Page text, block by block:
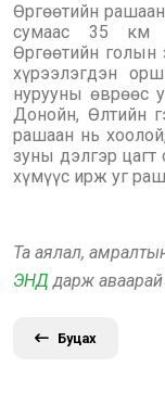
Өргөөтийн
сумаас 35 км
Өргөөтийн голын
хүрээлэгдэн
нурууны өврөөс
Донойн, Өлтийн
рашаан нь
зуны дэлгэр
хүмүүс ирж уг
Та аялал,
ЭНД дарж аваарай
Буцах